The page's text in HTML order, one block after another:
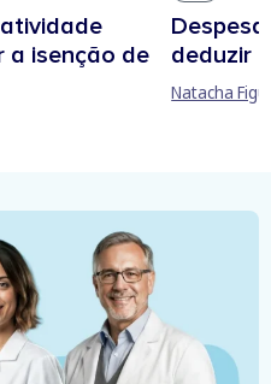
a isenção de
deduzir
Natacha